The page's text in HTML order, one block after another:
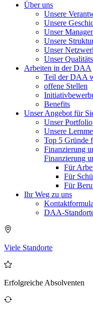
Über uns
Unsere
Unsere
Unser
Unsere
Unser
Unser
Arbeiten in der DAA
Teil der DAA
offene Stellen
Benefits
Unser Angebot für
Unser Portfolio
Unsere
Top 5 Gründe
Finanzierung
Finanzierung
Für
Für
Für
Ihr Weg zu uns
DAA-
Viele Standorte
Erfolgreiche Absolventen